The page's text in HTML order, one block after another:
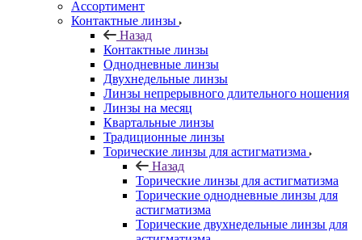
Ассортимент
Контактные линзы
Назад
Контактные линзы
Однодневные линзы
Двухнедельные линзы
Линзы непрерывного длительного ношения
Линзы на месяц
Квартальные линзы
Традиционные линзы
Торические линзы для астигматизма
Назад
Торические линзы для астигматизма
Торические однодневные линзы для
астигматизма
Торические двухнедельные линзы для